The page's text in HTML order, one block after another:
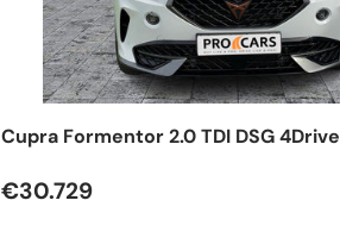
Cupra Formentor 2.0 TDI DSG 4Drive
€30.729